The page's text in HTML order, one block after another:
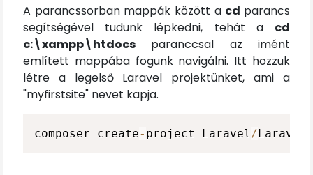
A parancssorban mappák között a cd parancs
segítségével tudunk lépkedni, tehát a cd
c:\xampp\htdocs paranccsal az imént
említett mappába fogunk navigálni. Itt hozzuk
létre a legelső Laravel projektünket, ami a
"myfirstsite" nevet kapja.
composer create- project Laravel/ Laravel